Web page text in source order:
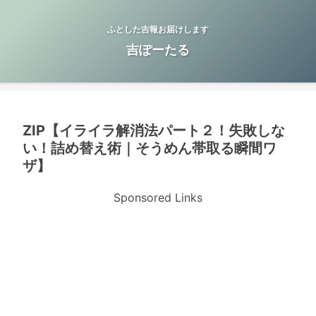
ふとした吉報お届けします
吉ぽーたる
ZIP【イライラ解消法パート２！失敗しな
い！詰め替え術｜そうめん帯取る瞬間ワ
ザ】
Sponsored Links